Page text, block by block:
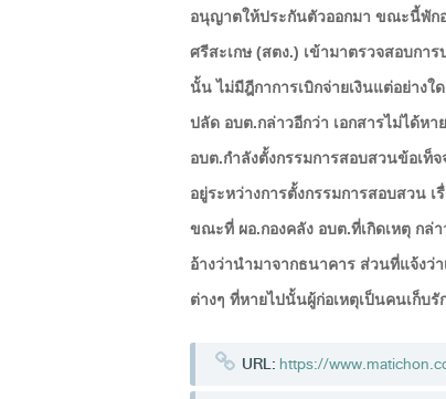
อนุญาตให้ประกันตัวออกมา ขณะนี้พัก
ศรีสะเกษ (สตง.) เข้ามาตรวจสอบกา
นั้น ไม่มีฎีกาการเบิกจ่ายเงินแต่อย่างใด
ปลัด อบต.กล่าวอีกว่า เอกสารไม่ได้ห
อบต.กำลังตั้งกรรมการสอบสวนข้อเท็
อยู่ระหว่างการตั้งกรรมการสอบสวน
ขณะที่ ผอ.กองคลัง อบต.ที่เกิดเหตุ กล่
อ้างว่านำมาจากธนาคาร ส่วนที่แจ้งว่า
ต่างๆ ที่หายไปนั้นผู้ก่อเหตุเป็นคนเก็บรั
URL: https://